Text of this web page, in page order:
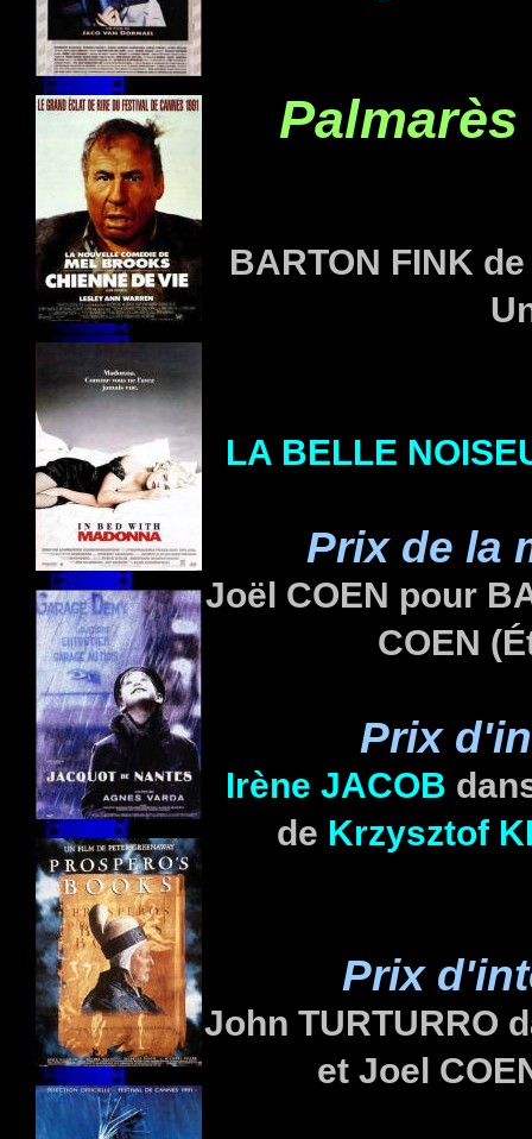
BARTON FINK
LA BELLE
Prix de la
Joël COEN pour
COEN
Prix
Irène JACOB
de Krzysztof
Prix
John TURTURRO
et Joel